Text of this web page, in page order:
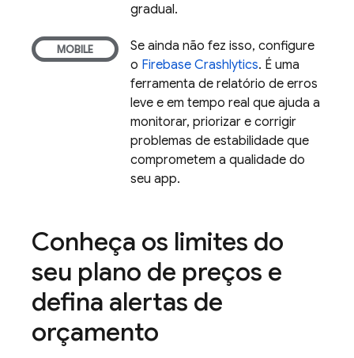
gradual.
Se ainda não fez isso, configure
o Firebase Crashlytics. É uma
ferramenta de relatório de erros
leve e em tempo real que ajuda a
monitorar, priorizar e corrigir
problemas de estabilidade que
comprometem a qualidade do
seu app.
Conheça os limites do
seu plano de preços e
defina alertas de
orçamento